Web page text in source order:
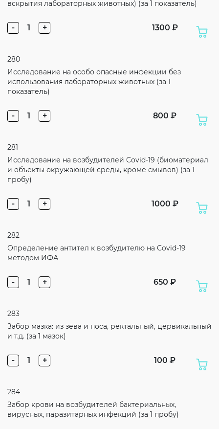
вскрытия лабораторных животных) (за 1 показатель)
- 1 + 1300 ₽
280
Исследование на особо опасные инфекции без
использования лабораторных животных (за 1
показатель)
- 1 + 800 ₽
281
Исследование на возбудителей Covid-19 (биоматериал
и объекты окружающей среды, кроме смывов) (за 1
пробу)
- 1 + 1000 ₽
282
Определение антител к возбудителю на Covid-19
методом ИФА
- 1 + 650 ₽
283
Забор мазка: из зева и носа, ректальный, цервикальный
и т.д. (за 1 мазок)
- 1 + 100 ₽
284
Забор крови на возбудителей бактериальных,
вирусных, паразитарных инфекций (за 1 пробу)